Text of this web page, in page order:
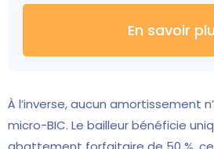
En savoir
À l’inverse, aucun amortissement
micro-BIC. Le bailleur bénéficie